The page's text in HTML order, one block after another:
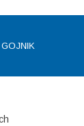
WEBSITE